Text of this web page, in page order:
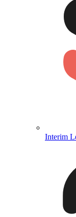
Interim